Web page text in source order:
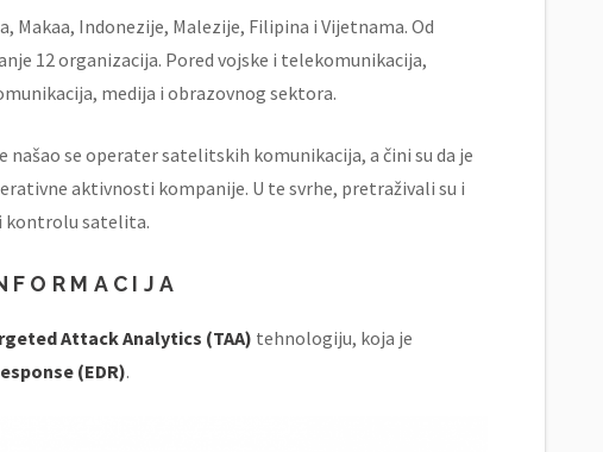
Makaa, Indonezije, Malezije, Filipina i Vijetnama. Od
12 organizacija. Pored vojske i telekomunikacija,
medija i obrazovnog sektora.
se operater satelitskih komunikacija, a čini su da je
aktivnosti kompanije. U te svrhe, pretraživali su i
kontrolu satelita.
Attack Analytics (TAA) tehnologiju, koja je
(EDR).